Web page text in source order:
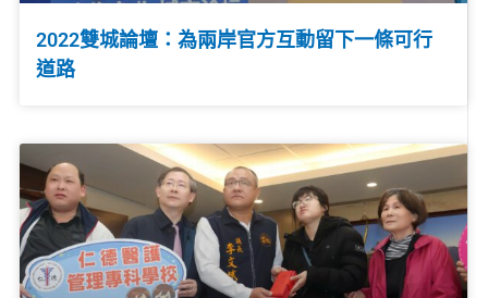
2022雙城論壇：為兩岸官方互動留下一條可行
道路